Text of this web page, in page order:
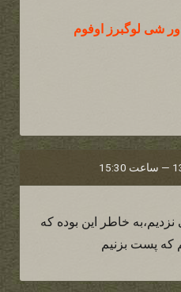
شی لوگبرز اوفوم
نزدیم،به خاطر این بوده که
که پست بزنیم